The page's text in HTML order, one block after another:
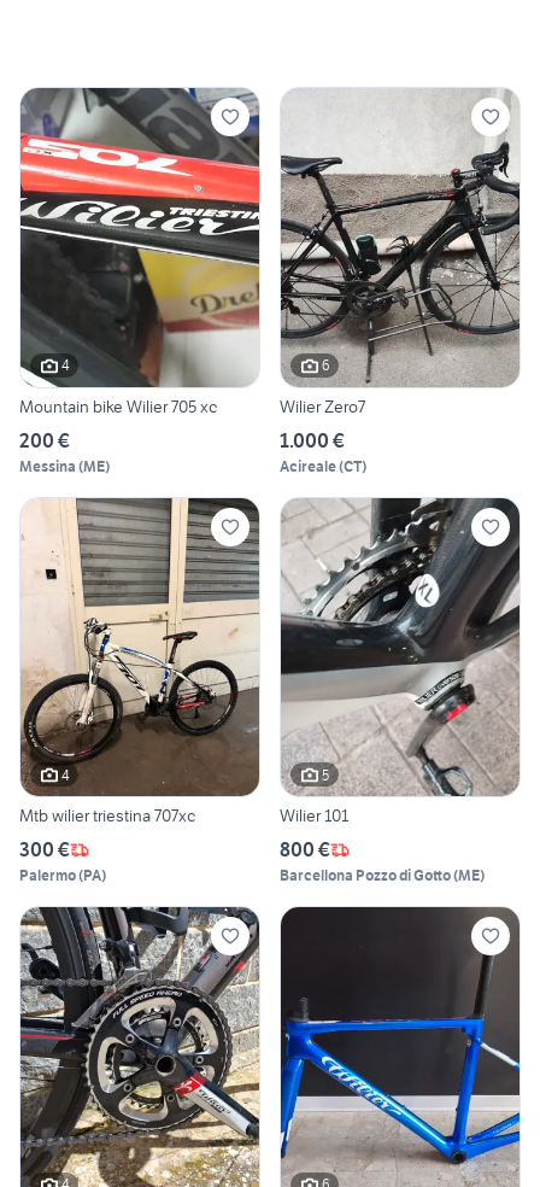
4
Mountain bike Wilier 705 xc
200 €
Messina (ME)
6
Wilier Zero7
1.000 €
Acireale(CT)
4
Mtb wilier triestina 707xc
300 €
Palermo(PA)
5
Wilier 101
800 €
Barcellona Pozzo di Gotto(ME)